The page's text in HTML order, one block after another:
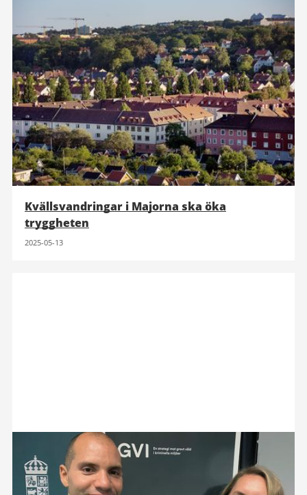
Kvällsvandringar i Majorna ska öka
tryggheten
2025-05-13